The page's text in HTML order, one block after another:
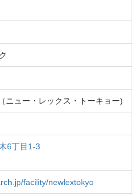
ニュー・レックス・トーキョー)
6丁目1-3
facility/newlextokyo